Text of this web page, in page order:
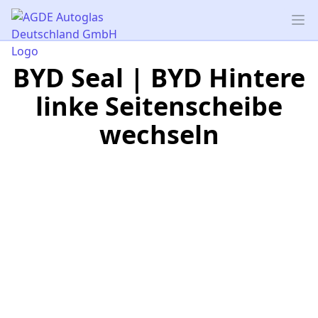
AGDE Autoglas Deutschland GmbH
BYD Seal | BYD Hintere
linke Seitenscheibe
wechseln